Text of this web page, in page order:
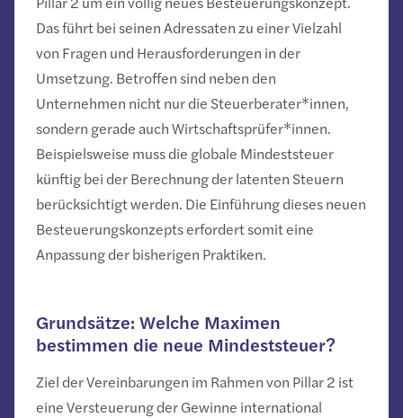
Das führt bei seinen Adressaten zu einer Vielzahl
von Fragen und Herausforderungen in der
Umsetzung. Betroffen sind neben den
Unternehmen nicht nur die Steuerberater*innen,
sondern gerade auch Wirtschaftsprüfer*innen.
Beispielsweise muss die globale Mindeststeuer
künftig bei der Berechnung der latenten Steuern
berücksichtigt werden. Die Einführung dieses neuen
Besteuerungskonzepts erfordert somit eine
Anpassung der bisherigen Praktiken.
Grundsätze: Welche Maximen
bestimmen die neue Mindeststeuer?
Ziel der Vereinbarungen im Rahmen von Pillar 2 ist
eine Versteuerung der Gewinne international